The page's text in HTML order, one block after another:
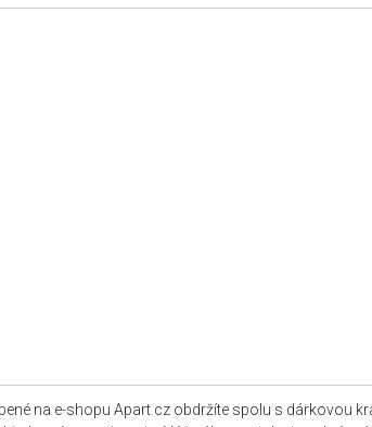
na e-shopu Apart.cz obdržíte spolu s dárkovou